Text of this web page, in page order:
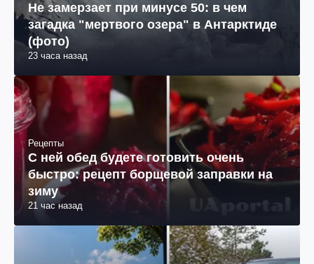
Не замерзает при минусе 50: в чем
загадка "мертвого озера" в Антарктиде
(фото)
23 часа назад
Рецепты
С ней обед будете готовить очень
быстро: рецепт борщевой заправки на
зиму
21 час назад